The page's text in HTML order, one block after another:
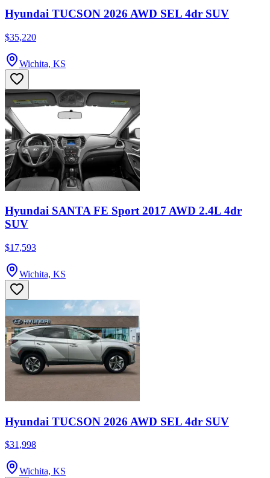
Hyundai TUCSON 2026 AWD SEL 4dr SUV
$35,220
Wichita, KS
Hyundai SANTA FE Sport 2017 AWD 2.4L 4dr
SUV
$17,593
Wichita, KS
Hyundai TUCSON 2026 AWD SEL 4dr SUV
$31,998
Wichita, KS